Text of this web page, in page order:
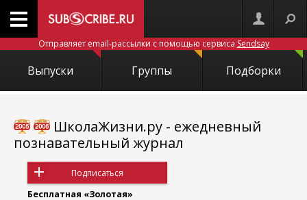
Отправляет email-рассылки с помощью сервиса Sendsay
Выпуски Группы Подборки
ШколаЖизни.ру - ежедневный
познавательный журнал
Подписаться
Бесплатная «Золотая»